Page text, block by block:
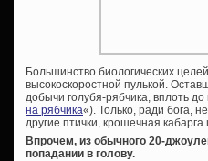
Большинство биологических
высокоскоростной пулькой.
добычи голубя-рябчика, вплоть до
на рябчика«). Только, ради бога,
другие птички, крошечная
Впрочем, из обычного 20-
попадании в голову.